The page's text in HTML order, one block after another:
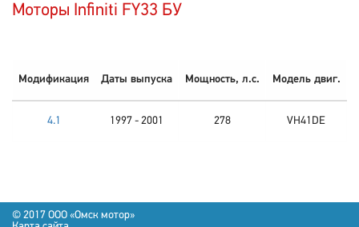
Моторы Infiniti FY33 БУ
Модификация Даты выпуска Мощность, л.с. Модель двиг.
4.1 1997 - 2001 278 VH41DE
© 2017 OOO «Омск мотор»